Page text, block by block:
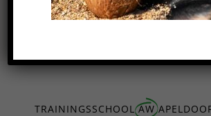
je op!
TRAININGSSCHOOL AW